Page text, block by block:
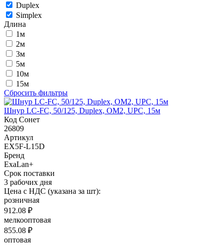
Duplex
Simplex
Длина
1м
2м
3м
5м
10м
15м
Сбросить фильтры
Шнур LC-FC, 50/125, Duplex, OM2, UPC, 15м
Код Сонет
26809
Артикул
EX5F-L15D
Бренд
ExaLan+
Срок поставки
3 рабочих дня
Цена с НДС (указана за шт):
розничная
912.08 ₽
мелкооптовая
855.08 ₽
оптовая